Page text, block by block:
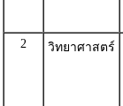
2 วิทยาศาสตร์